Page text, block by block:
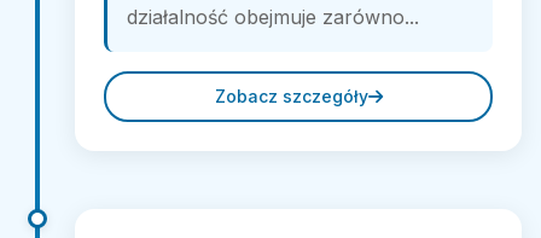
działalność obejmuje zarówno...
Zobacz szczegóły